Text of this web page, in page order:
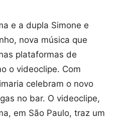
e a dupla Simone e
nova música que
plataformas de
o videoclipe. Com
celebram o novo
no bar. O videoclipe,
em São Paulo, traz um